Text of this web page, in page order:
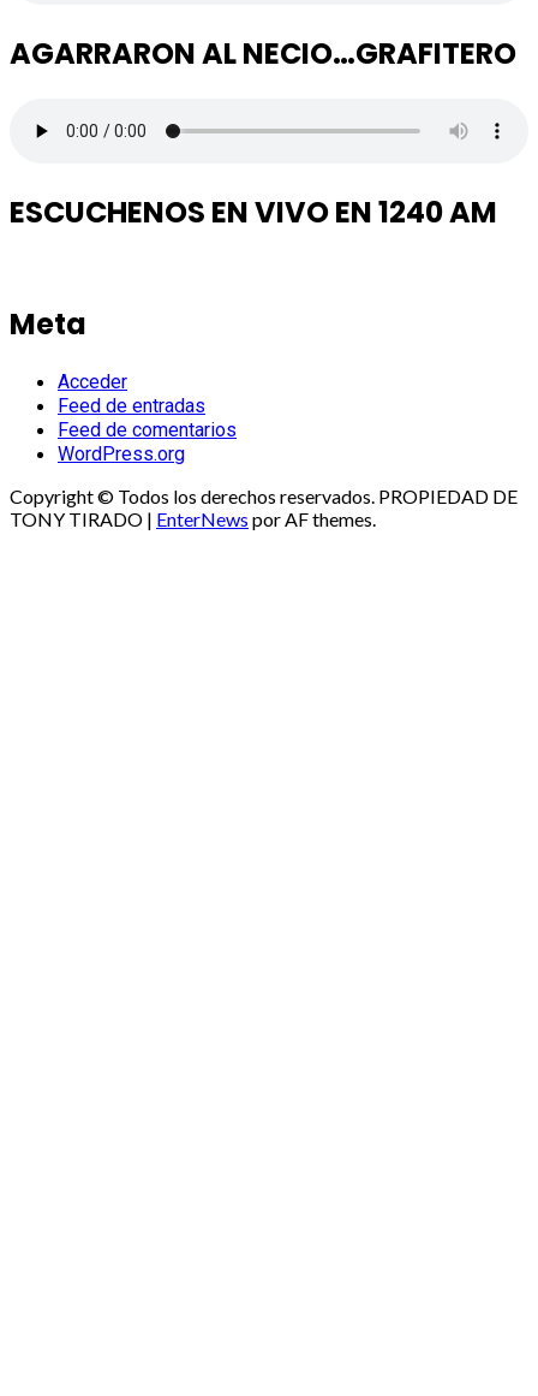
AGARRARON AL NECIO…GRAFITERO
ESCUCHENOS EN VIVO EN 1240 AM
Meta
Acceder
Feed de entradas
Feed de comentarios
WordPress.org
Copyright © Todos los derechos reservados. PROPIEDAD DE
TONY TIRADO | EnterNews por AF themes.